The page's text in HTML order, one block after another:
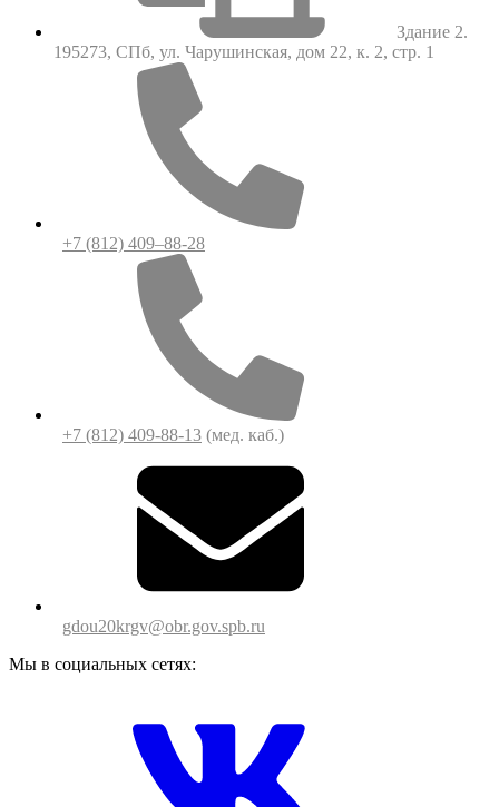
Здание 2.
195273, СПб, ул. Чарушинская, дом 22, к. 2, стр. 1
+7 (812) 409–88-28
+7 (812) 409-88-13 (мед. каб.)
gdou20krgv@obr.gov.spb.ru
Мы в социальных сетях: